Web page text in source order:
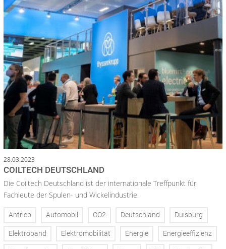
28.03.2023
COILTECH DEUTSCHLAND
Die Coiltech Deutschland ist der internationale Treffpunkt für
Fachleute der Spulen- und Wickelindustrie.
Antrieb Automobil CO2 Deutschland Duisburg
Elektroband Elektromobilität Energie Energieeffizienz